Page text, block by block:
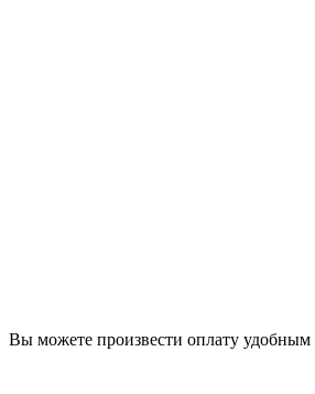
Вы можете произвести оплату удобным